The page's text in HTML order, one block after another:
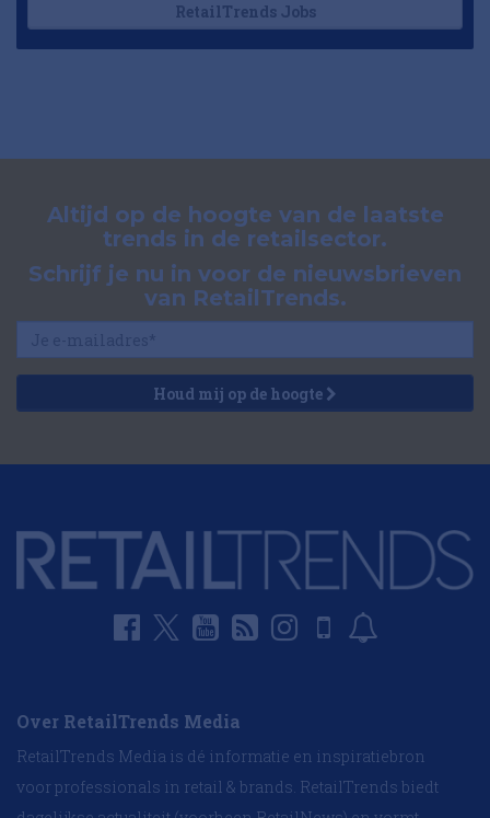
RetailTrends Jobs
Altijd op de hoogte van de laatste
trends in de retailsector.
Schrijf je nu in voor de nieuwsbrieven
van RetailTrends.
Houd mij op de hoogte
Over RetailTrends Media
RetailTrends Media is dé informatie en inspiratiebron
voor professionals in retail & brands. RetailTrends biedt